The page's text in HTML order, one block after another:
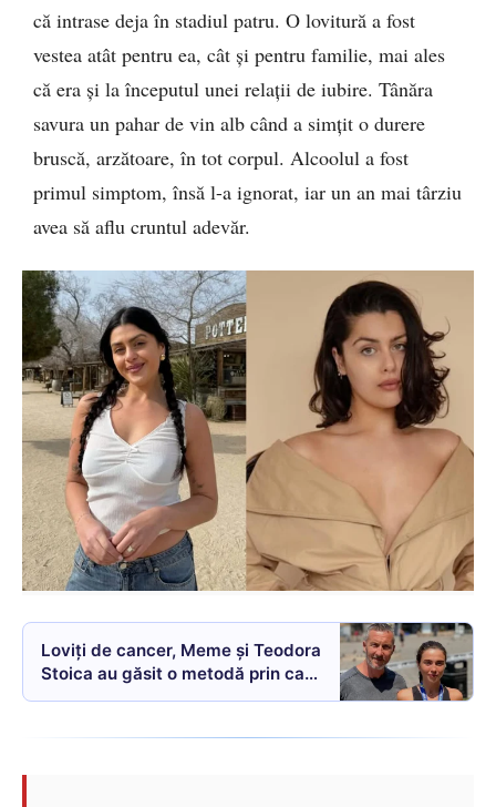
că intrase deja în stadiul patru. O lovitură a fost
vestea atât pentru ea, cât și pentru familie, mai ales
că era și la începutul unei relații de iubire. Tânăra
savura un pahar de vin alb când a simțit o durere
bruscă, arzătoare, în tot corpul. Alcoolul a fost
primul simptom, însă l-a ignorat, iar un an mai târziu
avea să aflu cruntul adevăr.
Loviți de cancer, Meme și Teodora
Stoica au găsit o metodă prin care
celule canceroase sunt mâncate